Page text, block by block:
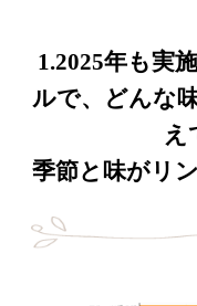
1.2025年も実
ルで、どんな
え
季節と味がリ